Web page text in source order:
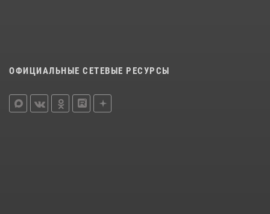
ОФИЦИАЛЬНЫЕ СЕТЕВЫЕ РЕСУРСЫ